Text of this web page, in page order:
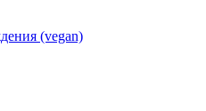
(vegan)